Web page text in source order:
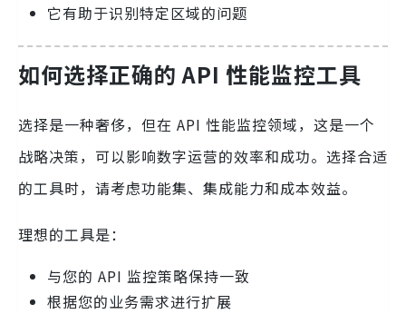
它有助于识别特定区域的问题
如何选择正确的 API 性能监控工具
选择是一种奢侈，但在 API 性能监控领域，这是一个
战略决策，可以影响数字运营的效率和成功。选择合适
的工具时，请考虑功能集、集成能力和成本效益。
理想的工具是：
与您的 API 监控策略保持一致
根据您的业务需求进行扩展